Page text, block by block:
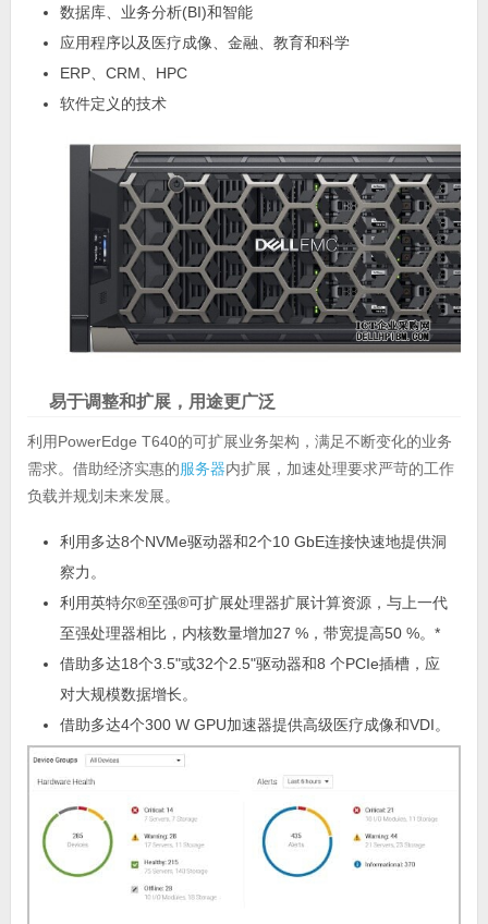
数据库、业务分析(BI)和智能
应用程序以及医疗成像、金融、教育和科学
ERP、CRM、HPC
软件定义的技术
易于调整和扩展，用途更广泛
利用PowerEdge T640的可扩展业务架构，满足不断变化的业务
需求。借助经济实惠的服务器内扩展，加速处理要求严苛的工作
负载并规划未来发展。
利用多达8个NVMe驱动器和2个10 GbE连接快速地提供洞
察力。
利用英特尔®至强®可扩展处理器扩展计算资源，与上一代
至强处理器相比，内核数量增加27 %，带宽提高50 %。*
借助多达18个3.5"或32个2.5"驱动器和8 个PCIe插槽，应
对大规模数据增长。
借助多达4个300 W GPU加速器提供高级医疗成像和VDI。